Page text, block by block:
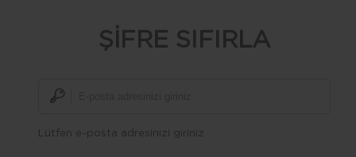
ŞİFRE SIFIRLA
Lütfen e-posta adresinizi giriniz